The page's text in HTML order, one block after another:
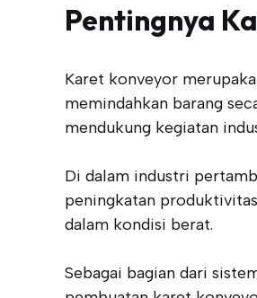
Pentingnya
Karet konveyor
memindahkan barang
mendukung kegiatan
Di dalam industri
peningkatan
dalam kondisi berat.
Sebagai bagian dari